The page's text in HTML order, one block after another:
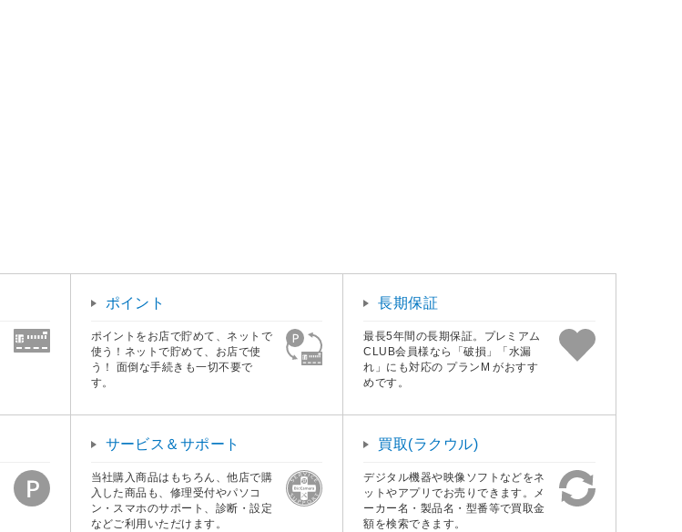
ポイント
ポイントをお店で貯めて、ネットで
使う！ネットで貯めて、お店で使
う！ 面倒な手続きも一切不要で
す。
長期保証
最長5年間の長期保証。プレミアム
CLUB会員様なら「破損」「水漏
れ」にも対応の プランM がおすす
めです。
サービス＆サポート
当社購入商品はもちろん、他店で購
入した商品も、修理受付やパソコ
ン・スマホのサポート、診断・設定
などご利用いただけます。
買取(ラクウル)
デジタル機器や映像ソフトなどをネ
ットやアプリでお売りできます。メ
ーカー名・製品名・型番等で買取金
額を検索できます。